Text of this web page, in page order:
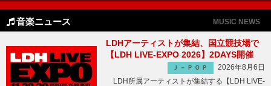
音楽ニュース MUSIC NEWS
LDHアーティストが集結、国立競技場で
【LDH LIVE-EXPO 2026】2DAYS開催
Ｊ－ＰＯＰ
2026年8月6日
LDH所属アーティストが集結する【LDH LIVE-